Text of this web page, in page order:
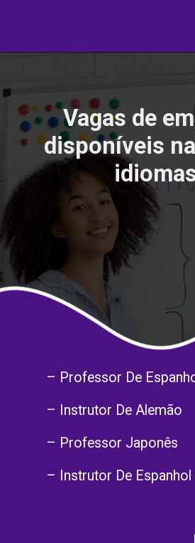
– Professor De
– Instrutor De Alemão
– Professor Japonês
– Instrutor De Espanhol
Vagas de
disponíveis